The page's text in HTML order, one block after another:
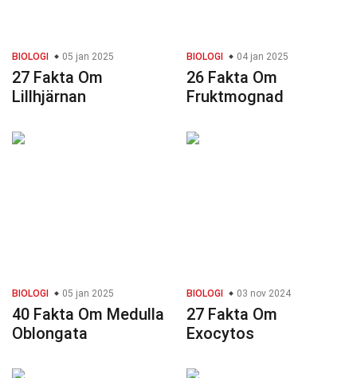
BIOLOGI 05 jan 2025
27 Fakta Om
Lillhjärnan
BIOLOGI 04 jan 2025
26 Fakta Om
Fruktmognad
BIOLOGI 05 jan 2025
40 Fakta Om Medulla
Oblongata
BIOLOGI 03 nov 2024
27 Fakta Om
Exocytos